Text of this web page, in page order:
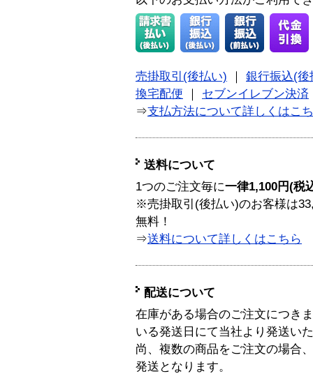
売掛取引(後払い)
銀行振込(後
換宅配便
セブンイレブン決済
⇒支払方法について詳しくはこ
送料について
1つのご注文毎に一律1,100円(税
※売掛取引(後払い)のお客様は
無料！
⇒送料について詳しくはこちら
配送について
在庫がある場合のご注文につき
いる発送日にて当社より発送い
尚、複数の商品をご注文の場合
発送となります。